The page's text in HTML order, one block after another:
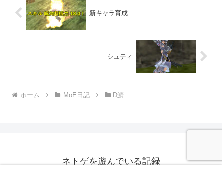
新キャラ育成
シュティ
ホーム MoE日記 D鯖
ネトゲを遊んでいる記録